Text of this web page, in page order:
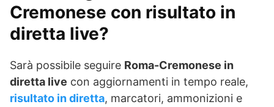
Cremonese con risultato in
diretta live?
Sarà possibile seguire Roma-Cremonese in
diretta live con aggiornamenti in tempo reale,
risultato in diretta, marcatori, ammonizioni e